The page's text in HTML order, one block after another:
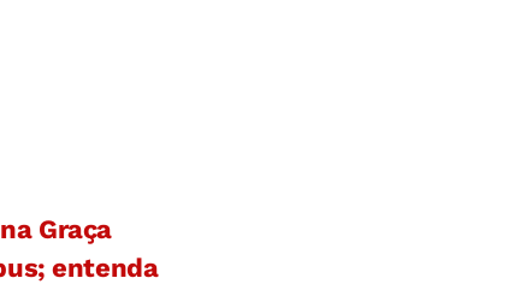
Graça
entenda